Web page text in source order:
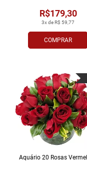
COMPRAR
3x de R$ 59,77
R$179,30
Aquário 20 Rosas